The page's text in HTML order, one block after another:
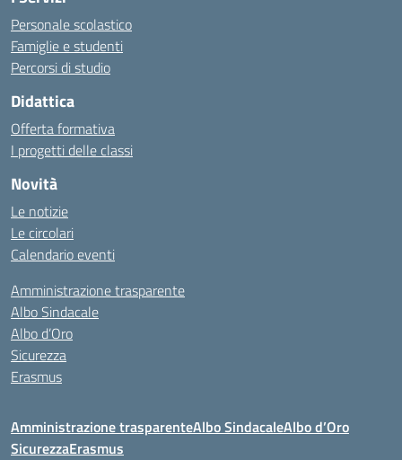
Personale scolastico
Famiglie e studenti
Percorsi di studio
Didattica
Offerta formativa
I progetti delle classi
Novità
Le notizie
Le circolari
Calendario eventi
Amministrazione trasparente
Albo Sindacale
Albo d’Oro
Sicurezza
Erasmus
Amministrazione trasparenteAlbo SindacaleAlbo d’Oro
SicurezzaErasmus